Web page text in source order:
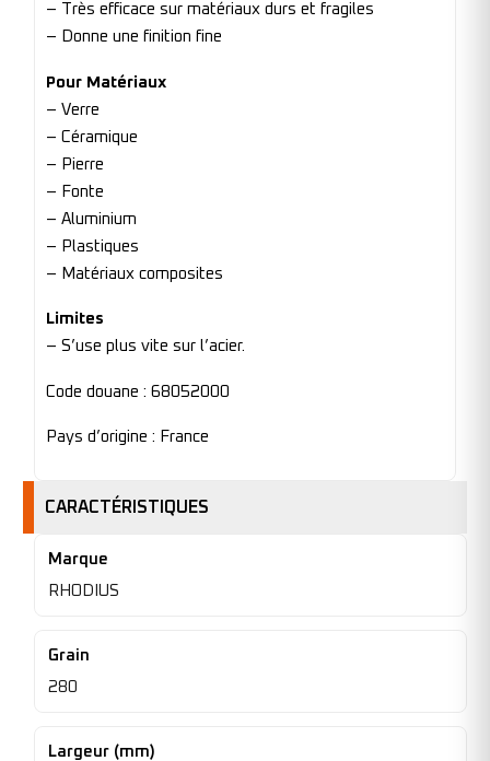
– Très efficace sur matériaux durs et fragiles
– Donne une finition fine
Pour Matériaux
– Verre
– Céramique
– Pierre
– Fonte
– Aluminium
– Plastiques
– Matériaux composites
Limites
– S’use plus vite sur l’acier.
Code douane : 68052000
Pays d’origine : France
CARACTÉRISTIQUES
Marque
RHODIUS
Grain
280
Largeur (mm)